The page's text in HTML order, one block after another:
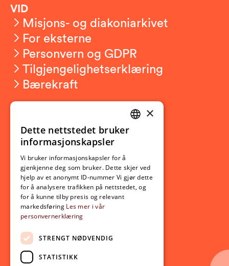
VID
Misjons- og diakoniarkivet
For eksterne
Personvern og GDPR
Tilgjengelighetserklæring
Bærekraft
Ny student
Utveksling
Opptak
Lov- og regelverk
Aktuelt
Nyheter
Arrangementer
Nyhetsbrev
NORWEGIAN
×
Dette nettstedet bruker
informasjonskapsler
Vi bruker informasjonskapsler for å
gjenkjenne deg som bruker. Dette skjer ved
hjelp av et anonymt ID-nummer Vi gjør dette
for å analysere trafikken på nettstedet, og
for å kunne tilby presis og relevant
markedsføring Les mer i vår
personvernerklæring
STRENGT NØDVENDIG
STATISTIKK